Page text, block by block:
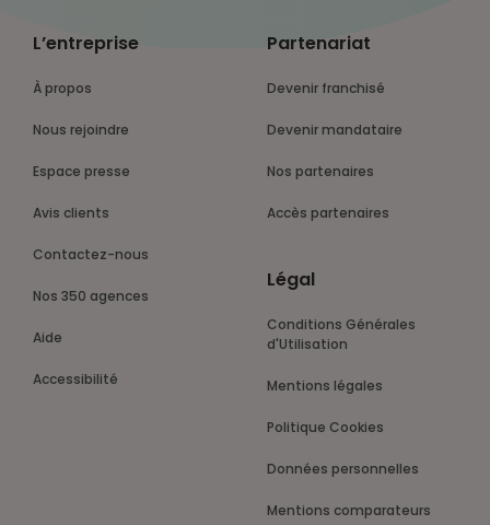
L’entreprise
À propos
Nous rejoindre
Espace presse
Avis clients
Contactez-nous
Nos 350 agences
Aide
Accessibilité
Partenariat
Devenir franchisé
Devenir mandataire
Nos partenaires
Accès partenaires
Légal
Conditions Générales
d'Utilisation
Mentions légales
Politique Cookies
Données personnelles
Mentions comparateurs